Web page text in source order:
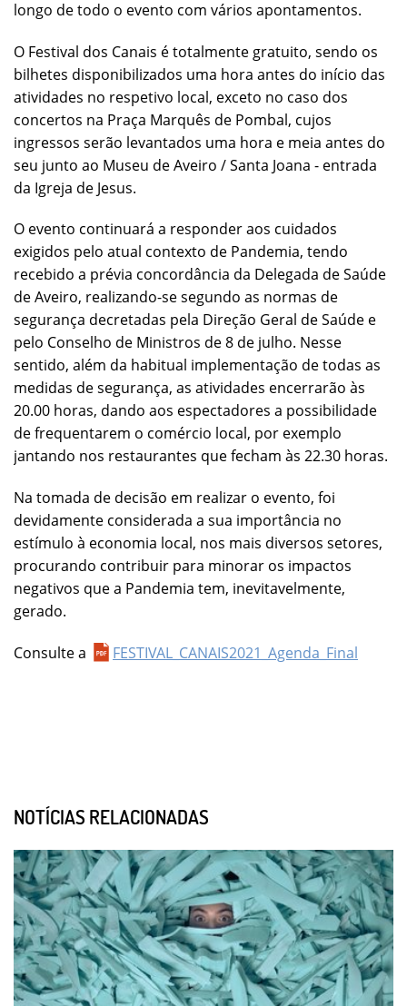
longo de todo o evento com vários apontamentos.
O Festival dos Canais é totalmente gratuito, sendo os
bilhetes disponibilizados uma hora antes do início das
atividades no respetivo local, exceto no caso dos
concertos na Praça Marquês de Pombal, cujos
ingressos serão levantados uma hora e meia antes do
seu junto ao Museu de Aveiro / Santa Joana - entrada
da Igreja de Jesus.
O evento continuará a responder aos cuidados
exigidos pelo atual contexto de Pandemia, tendo
recebido a prévia concordância da Delegada de Saúde
de Aveiro, realizando-se segundo as normas de
segurança decretadas pela Direção Geral de Saúde e
pelo Conselho de Ministros de 8 de julho. Nesse
sentido, além da habitual implementação de todas as
medidas de segurança, as atividades encerrarão às
20.00 horas, dando aos espectadores a possibilidade
de frequentarem o comércio local, por exemplo
jantando nos restaurantes que fecham às 22.30 horas.
Na tomada de decisão em realizar o evento, foi
devidamente considerada a sua importância no
estímulo à economia local, nos mais diversos setores,
procurando contribuir para minorar os impactos
negativos que a Pandemia tem, inevitavelmente,
gerado.
Consulte a FESTIVAL_CANAIS2021_Agenda_Final
NOTÍCIAS RELACIONADAS